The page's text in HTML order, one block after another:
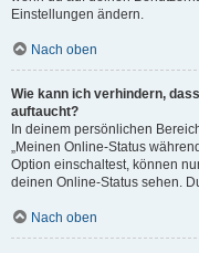
Einstellungen ändern.
Nach oben
Wie kann ich verhindern,
auftaucht?
In deinem persönlichen
„Meinen Online-Status
Option einschaltest, können
deinen Online-Status sehen.
Nach oben